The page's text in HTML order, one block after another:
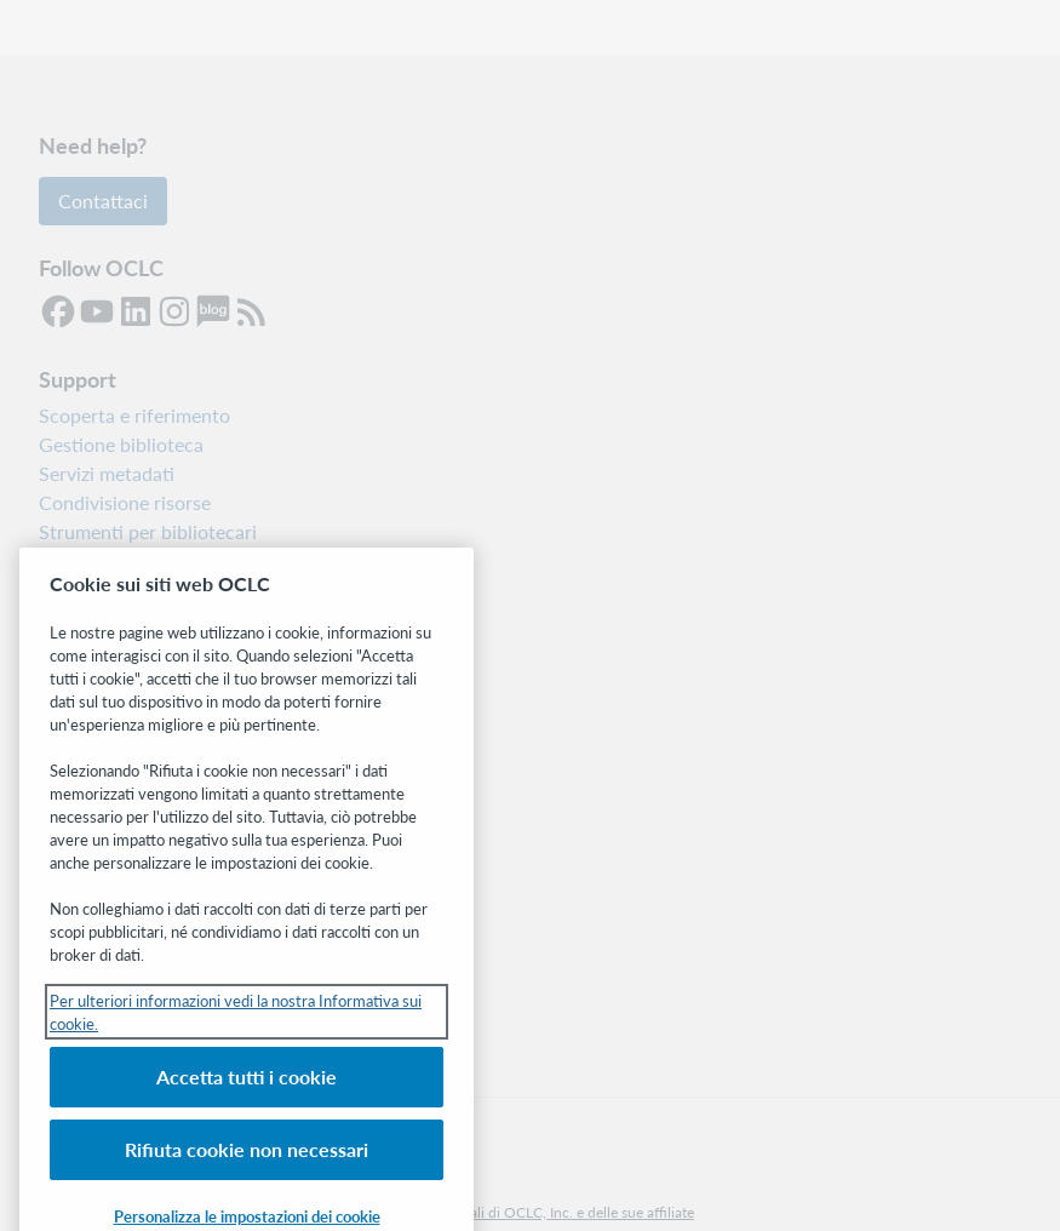
Need help?
Contattaci
Follow OCLC
Support
Scoperta e riferimento
Gestione biblioteca
Servizi metadati
Condivisione risorse
Strumenti per bibliotecari
Dashboard di stato del sistema
Siti correlati
OCLC.org
BibFormats
Community
Ricerca
WebJunction
Rete sviluppatori
Ricevi gli ultimi aggiornamenti di prodotti,
ricerche, eventi e molto altro direttamente
nella tua casella di posta.
Subscribe now
© 2026 OCLC Marchi e/o marchi di servizio nazionali e internazionali di OCLC, Inc. e delle sue affiliate
Cookie sui siti web OCLC
Le nostre pagine web utilizzano i cookie, informazioni su
come interagisci con il sito. Quando selezioni "Accetta
tutti i cookie", accetti che il tuo browser memorizzi tali
dati sul tuo dispositivo in modo da poterti fornire
un'esperienza migliore e più pertinente.
Selezionando "Rifiuta i cookie non necessari" i dati
memorizzati vengono limitati a quanto strettamente
necessario per l'utilizzo del sito. Tuttavia, ciò potrebbe
avere un impatto negativo sulla tua esperienza. Puoi
anche personalizzare le impostazioni dei cookie.
Non colleghiamo i dati raccolti con dati di terze parti per
scopi pubblicitari, né condividiamo i dati raccolti con un
broker di dati.
Per ulteriori informazioni vedi la nostra Informativa sui
cookie.
Accetta tutti i cookie
Rifiuta cookie non necessari
Personalizza le impostazioni dei cookie